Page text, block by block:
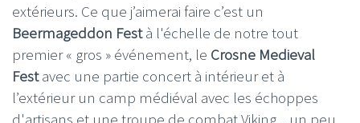
extérieurs. Ce que j’aimerai faire c’est un
Beermageddon Festà l'échelle de notre tout
premier « gros » événement, le Crosne Medieval
Festavec une partie concert à intérieur et à
l’extérieur un camp médiéval avec les échoppes
d'artisans et une troupe de combat Viking... un peu